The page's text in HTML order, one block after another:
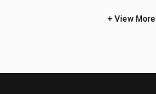
View More